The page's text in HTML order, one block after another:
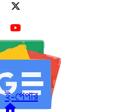
ই-পেপার